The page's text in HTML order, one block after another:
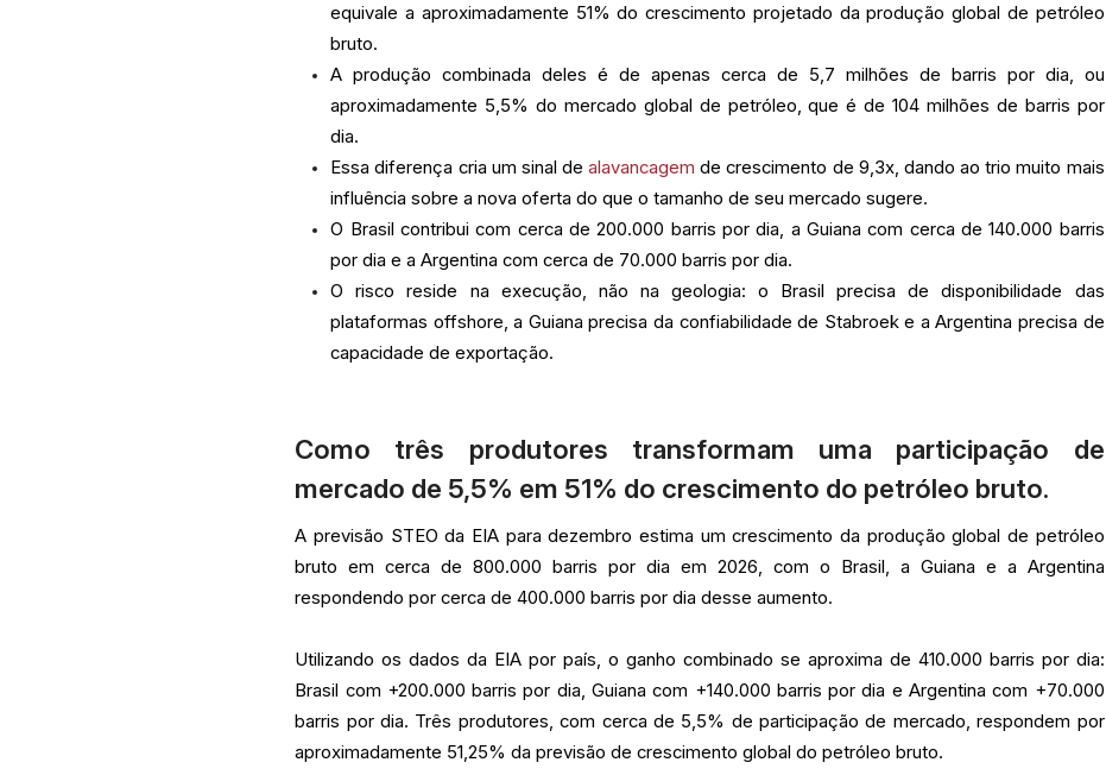
equivale a aproximadamente 51% do crescimento projetado da produção global de petróleo
bruto.
A produção combinada deles é de apenas cerca de 5,7 milhões de barris por dia, ou
aproximadamente 5,5% do mercado global de petróleo, que é de 104 milhões de barris por
dia.
Essa diferença cria um sinal dealavancagem de crescimento de 9,3x, dando ao trio muito mais
influência sobre a nova oferta do que o tamanho de seu mercado sugere.
O Brasil contribui com cerca de 200.000 barris por dia, a Guiana com cerca de 140.000 barris
por dia e a Argentina com cerca de 70.000 barris por dia.
O risco reside na execução, não na geologia: o Brasil precisa de disponibilidade das
plataformas offshore, a Guiana precisa da confiabilidade de Stabroek e a Argentina precisa de
capacidade de exportação.
Como três produtores transformam uma participação de
mercado de 5,5% em 51% do crescimento do petróleo bruto.
A previsão STEO da EIA para dezembro estima um crescimento da produção global de petróleo
bruto em cerca de 800.000 barris por dia em 2026, com o Brasil, a Guiana e a Argentina
respondendo por cerca de 400.000 barris por dia desse aumento.
Utilizando os dados da EIA por país, o ganho combinado se aproxima de 410.000 barris por dia:
Brasil com +200.000 barris por dia, Guiana com +140.000 barris por dia e Argentina com +70.000
barris por dia. Três produtores, com cerca de 5,5% de participação de mercado, respondem por
aproximadamente 51,25% da previsão de crescimento global do petróleo bruto.